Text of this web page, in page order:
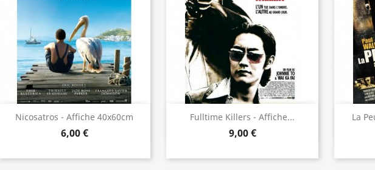
Nicosatros - Affiche 40x60cm
6,00 €
Aperçu rapide Fulltime Killers - Affiche...
9,00 €
Aperçu rapide La